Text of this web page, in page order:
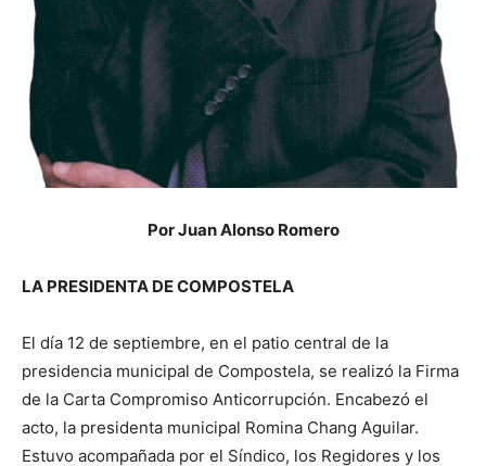
Por Juan Alonso Romero
LA PRESIDENTA DE COMPOSTELA
El día 12 de septiembre, en el patio central de la
presidencia municipal de Compostela, se realizó la Firma
de la Carta Compromiso Anticorrupción. Encabezó el
acto, la presidenta municipal Romina Chang Aguilar.
Estuvo acompañada por el Síndico, los Regidores y los